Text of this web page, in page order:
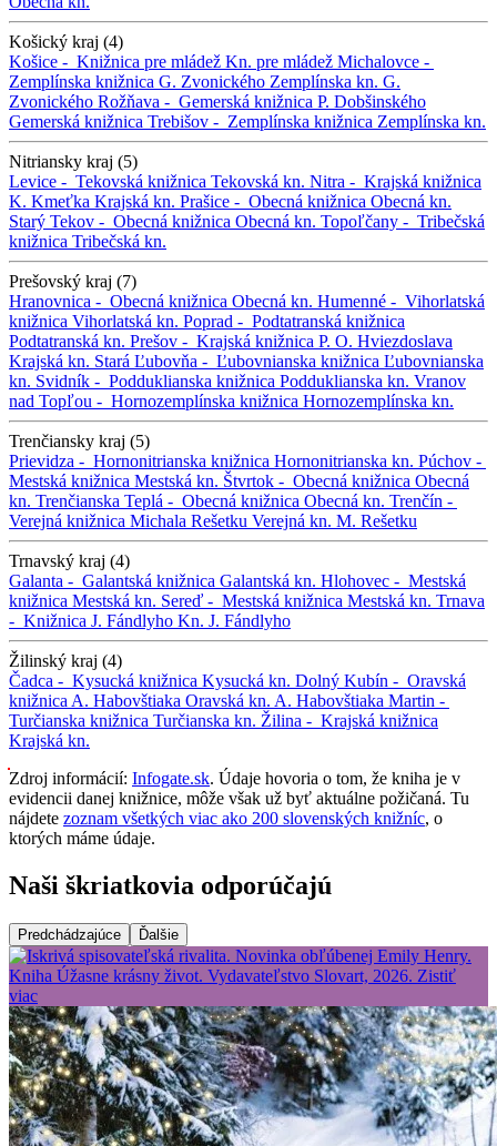
Košický kraj (4)
Košice - Knižnica pre mládež Kn. pre mládež Michalovce -
Zemplínska knižnica G. Zvonického Zemplínska kn. G.
Zvonického Rožňava - Gemerská knižnica P. Dobšinského
Gemerská knižnica Trebišov - Zemplínska knižnica Zemplínska kn.
Nitriansky kraj (5)
Levice - Tekovská knižnica Tekovská kn. Nitra - Krajská knižnica
K. Kmeťka Krajská kn. Prašice - Obecná knižnica Obecná kn.
Starý Tekov - Obecná knižnica Obecná kn. Topoľčany - Tribečská
knižnica Tribečská kn.
Prešovský kraj (7)
Hranovnica - Obecná knižnica Obecná kn. Humenné - Vihorlatská
knižnica Vihorlatská kn. Poprad - Podtatranská knižnica
Podtatranská kn. Prešov - Krajská knižnica P. O. Hviezdoslava
Krajská kn. Stará Ľubovňa - Ľubovnianska knižnica Ľubovnianska
kn. Svidník - Podduklianska knižnica Podduklianska kn. Vranov
nad Topľou - Hornozemplínska knižnica Hornozemplínska kn.
Trenčiansky kraj (5)
Prievidza - Hornonitrianska knižnica Hornonitrianska kn. Púchov -
Mestská knižnica Mestská kn. Štvrtok - Obecná knižnica Obecná
kn. Trenčianska Teplá - Obecná knižnica Obecná kn. Trenčín -
Verejná knižnica Michala Rešetku Verejná kn. M. Rešetku
Trnavský kraj (4)
Galanta - Galantská knižnica Galantská kn. Hlohovec - Mestská
knižnica Mestská kn. Sereď - Mestská knižnica Mestská kn. Trnava
- Knižnica J. Fándlyho Kn. J. Fándlyho
Žilinský kraj (4)
Čadca - Kysucká knižnica Kysucká kn. Dolný Kubín - Oravská
knižnica A. Habovštiaka Oravská kn. A. Habovštiaka Martin -
Turčianska knižnica Turčianska kn. Žilina - Krajská knižnica
Krajská kn.
Zdroj informácií: Infogate.sk. Údaje hovoria o tom, že kniha je v
evidencii danej knižnice, môže však už byť aktuálne požičaná. Tu
nájdete zoznam všetkých viac ako 200 slovenských knižníc, o
ktorých máme údaje.
Naši škriatkovia odporúčajú
Predchádzajúce Ďalšie